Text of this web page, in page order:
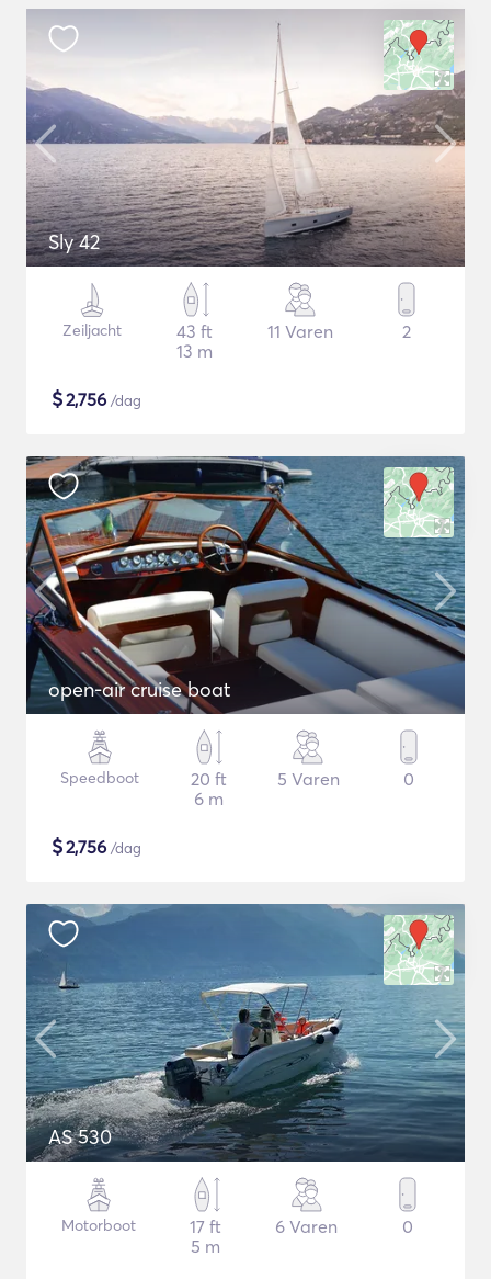
Sly 42
Zeiljacht
43 ft
13 m
11 Varen 2
$2,756 /dag
open-air cruise boat
Speedboot
20 ft
6 m
5 Varen 0
$2,756 /dag
AS 530
Motorboot
17 ft
5 m
6 Varen 0